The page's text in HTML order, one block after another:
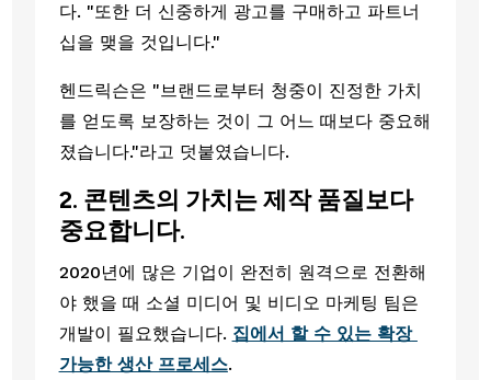
다. "또한 더 신중하게 광고를 구매하고 파트너
십을 맺을 것입니다."
헨드릭슨은 "브랜드로부터 청중이 진정한 가치
를 얻도록 보장하는 것이 그 어느 때보다 중요해
졌습니다."라고 덧붙였습니다.
2. 콘텐츠의 가치는 제작 품질보다
중요합니다.
2020년에 많은 기업이 완전히 원격으로 전환해
야 했을 때 소셜 미디어 및 비디오 마케팅 팀은
개발이 필요했습니다. 집에서 할 수 있는 확장
가능한 생산 프로세스.